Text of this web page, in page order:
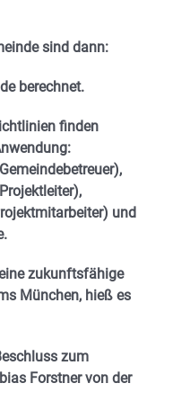
sind dann:
berechnet.
finden
und
zukunftsfähige
München, hieß es
zum
Forstner von der